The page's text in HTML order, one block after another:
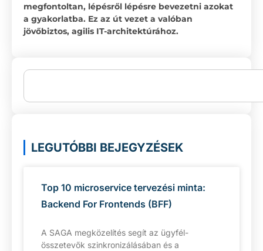
megfontoltan, lépésről lépésre bevezetni azokat
a gyakorlatba. Ez az út vezet a valóban
jövőbiztos, agilis IT-architektúrához.
LEGUTÓBBI BEJEGYZÉSEK
Top 10 microservice tervezési minta:
Backend For Frontends (BFF)
A SAGA megközelítés segít az ügyfél-
összetevők szinkronizálásában és a